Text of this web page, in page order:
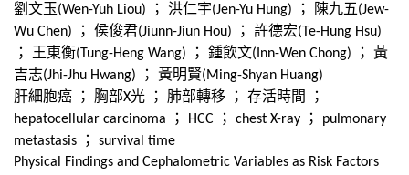
劉文玉(Wen-Yuh Liou) ； 洪仁宇(Jen-Yu Hung) ； 陳九五(Jew-
Wu Chen)
； 侯俊君(Jiunn-Jiun Hou) ； 許德宏(Te-Hung Hsu)
； 王東衡(Tung-Heng Wang) ； 鍾飲文(Inn-Wen Chong) ； 黃
吉志(Jhi-Jhu Hwang) ； 黃明賢(Ming-Shyan Huang)
肝細胞癌 ； 胸部X光 ； 肺部轉移 ； 存活時間 ；
hepatocellular carcinoma ； HCC ； chest X-ray ；
pulmonary
metastasis
；
survival time
Physical Findings and Cephalometric Variables as Risk Factors